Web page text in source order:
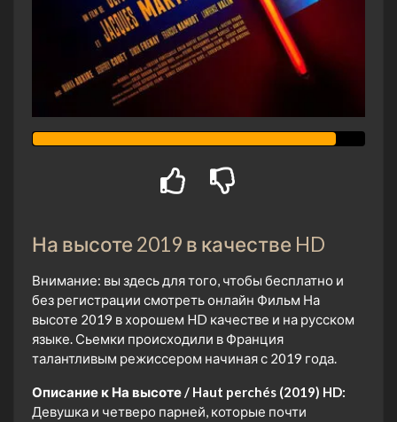
На высоте 2019 в качестве HD
Внимание: вы здесь для того, чтобы бесплатно и
без регистрации смотреть онлайн Фильм На
высоте 2019 в хорошем HD качестве и на русском
языке. Сьемки происходили в Франция
талантливым режиссером начиная с 2019 года.
Описание к На высоте / Haut perchés (2019) HD:
Девушка и четверо парней, которые почти